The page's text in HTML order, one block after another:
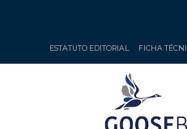
ESTATUTO EDITORIAL FICHA